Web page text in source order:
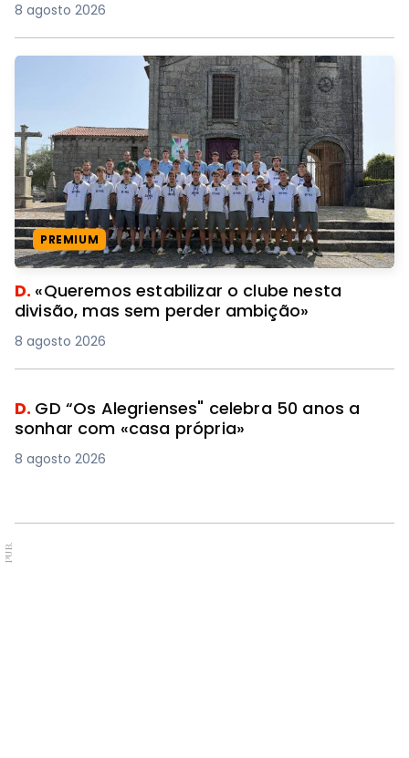
8 agosto 2026
PREMIUM
D. «Queremos estabilizar o clube nesta
divisão, mas sem perder ambição»
8 agosto 2026
D. GD “Os Alegrienses" celebra 50 anos a
sonhar com «casa própria»
8 agosto 2026
PUB.